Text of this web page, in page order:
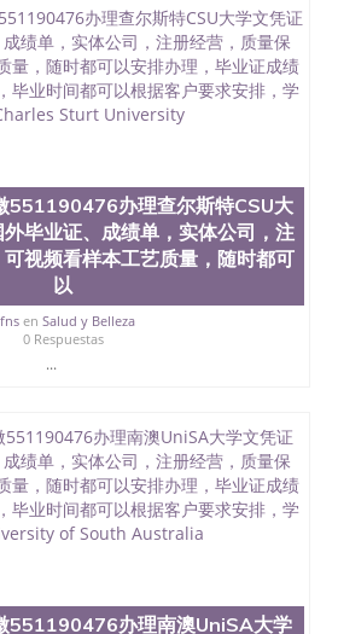
、毕业证、成绩单、文凭、学历
证假学历书制作、假制作、办
毕业证文凭、文凭毕业证、毕业
使馆认证、使馆证明、使馆留学
生认证、学历认证、文凭认证学
认证、留学生学位认证、英国文
立大学毕业证（San Jose State
立大学毕业证（San Jose State
立大学毕业证（San Jose State
立大学成绩单（San Jose State
立大学成绩单（ San Jose State
立大学成绩单（San Jose State
何塞州立大学文凭（San Jose
立大学（San Jose State
立大学文凭（San Jose State
立大学文凭（San Jose State
塞州立大学文凭（San Jose
何塞州立大学学历（ San Jose
何塞州立大学学历（San Jose
何塞州立大学（San Jose State
551190476办理查尔斯特CSU大
毕业证、成绩单，实体公司，注
视频看样本工艺质量，随时都可
以
en Salud y Belleza
0 Respuestas
...
551190476办理南澳UniSA大学